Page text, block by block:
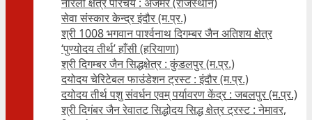
सेवा संस्कार केन्द्र इंदौर (म.प्र.)
श्री 1008 भगवान पार्श्वनाथ दिगम्बर जैन अतिशय क्षे‍त्र
‘पुण्योदय तीर्थ’ हाँसी (हरियाणा)
श्री दिगम्बर जैन सिद्धक्षेत्र : कुंडलपुर (म.प्र.)
दयोदय चेरिटेबल फाउंडेशन ट्रस्ट : इंदौर (म.प्र.)
दयोदय तीर्थ पशु संवर्धन एवम्‌ पर्यावरण केंद्र : जबलपुर (म.प्र.)
श्री दिगंबर जैन रेवातट सिद्धोदय सिद्ध क्षेत्र ट्रस्ट : नेमावर,